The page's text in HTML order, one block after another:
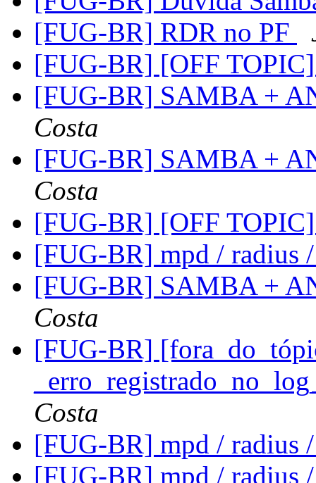
[FUG-BR] RDR no PF
[FUG-BR] [OFF
[FUG-BR] SAMBA +
Costa
[FUG-BR] SAMBA +
Costa
[FUG-BR] [OFF
[FUG-BR] mpd / radius
[FUG-BR] SAMBA +
Costa
[FUG-BR]
Costa
[FUG-BR] mpd / radius
[FUG-BR] mpd / radius